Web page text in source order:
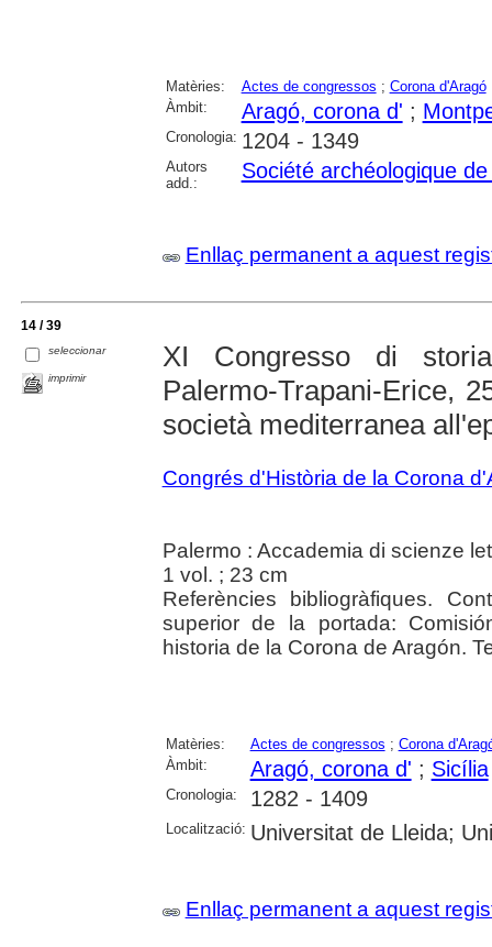
Matèries: Actes de congressos ; Corona d'Aragó
Àmbit:
Aragó, corona d' ;
Cronologia: 1204 - 1349
Autors
add.:
Société archéologique
Enllaç permanent a aquest
14 / 39
seleccionar
imprimir
XI Congresso di
Palermo-Trapani-Erice,
società mediterranea
Congrés d'Història de la Corona
Palermo : Accademia di scienze
1 vol. ; 23 cm
Referències bibliogràfiques.
superior de la portada:
historia de la Corona de Aragón.
Matèries: Actes de congressos ; Corona
Àmbit:
Aragó, corona d' ; Sicília
Cronologia: 1282 - 1409
Localització: Universitat de Lleida;
Enllaç permanent a aquest